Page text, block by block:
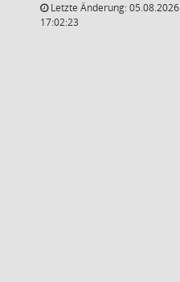
Letzte Änderung: 05.08.2026
17:02:23